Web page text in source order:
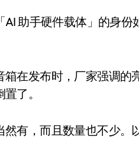
助手硬件载体」的身份
在发布时，厂家强调的
了。
有，而且数量也不少。